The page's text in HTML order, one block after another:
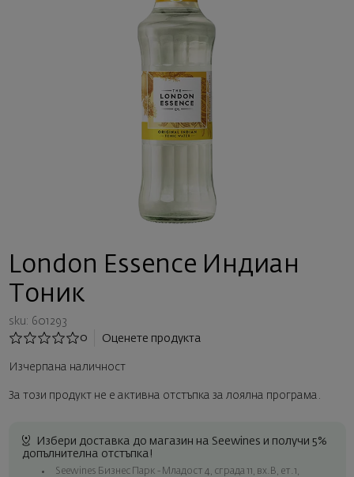
London Essence Индиан
Тоник
sku: 601293
0
Оценете продукта
Изчерпана наличност
За този продукт не е активна отстъпка за лоялна програма.
Избери доставка до магазин на Seewines и получи 5%
допълнителна отстъпка!
Seewines Бизнес Парк - Младост 4, сграда 11, вх.В, ет.1,